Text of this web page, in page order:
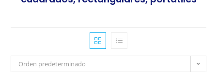
Orden predeterminado